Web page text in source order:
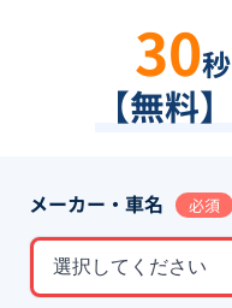
30
【無料
メーカー・車名 必須
選択してください